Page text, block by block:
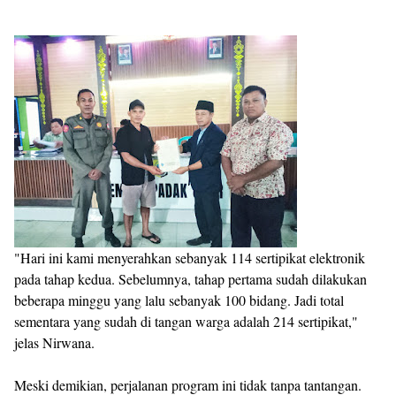
"Hari ini kami menyerahkan sebanyak 114 sertipikat elektronik
pada tahap kedua. Sebelumnya, tahap pertama sudah dilakukan
beberapa minggu yang lalu sebanyak 100 bidang. Jadi total
sementara yang sudah di tangan warga adalah 214 sertipikat,"
jelas Nirwana.
Meski demikian, perjalanan program ini tidak tanpa tantangan.